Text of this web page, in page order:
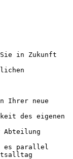
Sie in Zukunft
Ihrer neue
des eigenen
Abteilung
es parallel